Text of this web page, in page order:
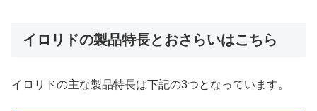
イロリドの製品特長とおさらいはこちら
イロリドの主な製品特長は下記の3つとなっています。